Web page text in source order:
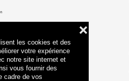
les cookies et des
votre expérience
notre site internet et
vous fournir des
cadre de vos
❌